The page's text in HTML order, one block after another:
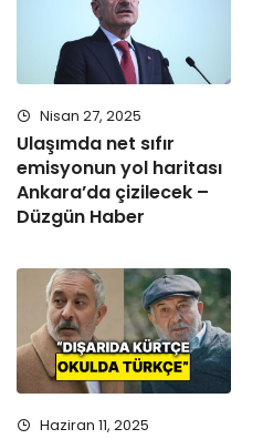
Nisan 27, 2025
Ulaşımda net sıfır
emisyonun yol haritası
Ankara’da çizilecek –
Düzgün Haber
Haziran 11, 2025